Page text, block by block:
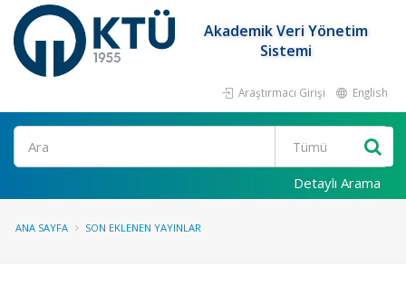
Akademik Veri Yönetim
Sistemi
Araştırmacı Girişi English
Ara
Detaylı Arama
ANA SAYFA SON EKLENEN YAYINLAR